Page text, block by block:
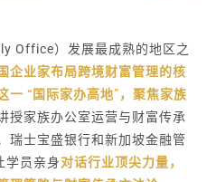
Office）发展最成熟的地区之
企业家布局跨境财富管理的核
一 “国际家办高地”，聚焦家族
授家族办公室运营与财富传承
瑞士宝盛银行和新加坡金融管
学员亲身对话行业顶尖力量，